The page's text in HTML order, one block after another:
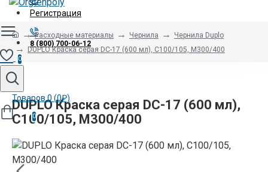
Регистрация
8 (800) 700-06-12
0
Товаров 0 (0₽)
0
Расходные материалы Чернила
Чернила Duplo
DUPLO Кpаска серая DC-17 (600 мл), C100/105, M300/400
DUPLO Кpаска серая DC-17 (600 мл),
C100/105, M300/400